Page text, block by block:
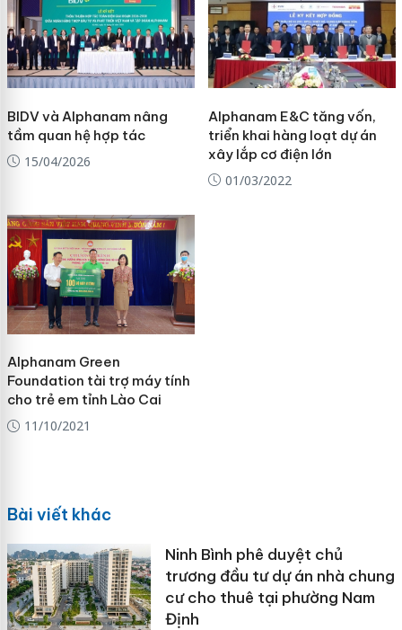
BIDV và Alphanam nâng
tầm quan hệ hợp tác
15/04/2026
Alphanam E&C tăng vốn,
triển khai hàng loạt dự án
xây lắp cơ điện lớn
01/03/2022
Alphanam Green
Foundation tài trợ máy tính
cho trẻ em tỉnh Lào Cai
11/10/2021
Bài viết khác
Ninh Bình phê duyệt chủ
trương đầu tư dự án nhà chung
cư cho thuê tại phường Nam
Định